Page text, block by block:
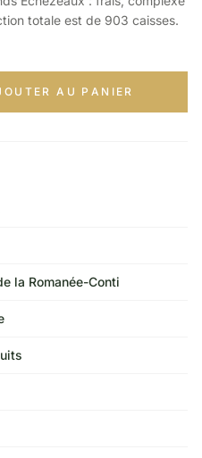
totale est de 903 caisses.
AU PANIER
la Romanée-Conti